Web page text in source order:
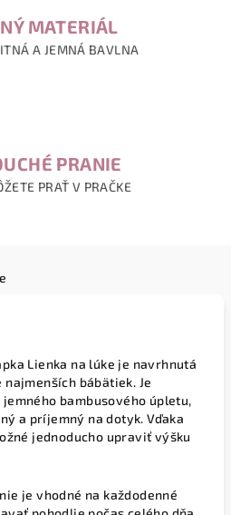
MATERIÁL
A JEMNÁ BAVLNA
PRANIE
PRAŤ V PRAČKE
Lienka na lúke je navrhnutá
bábätiek. Je
bambusového úpletu,
a príjemný na dotyk. Vďaka
jednoducho upraviť výšku
je vhodné na každodenné